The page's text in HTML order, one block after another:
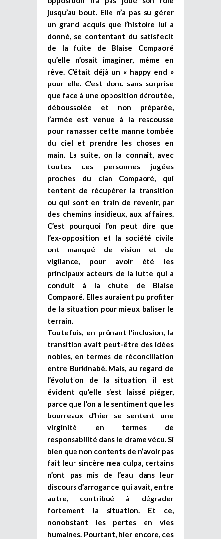
jusqu’au bout. Elle n’a pas su gérer
un grand acquis que l’histoire lui a
donné, se contentant du satisfecit
de la fuite de Blaise Compaoré
qu’elle n’osait imaginer, même en
rêve. C’était déjà un « happy end »
pour elle. C’est donc sans surprise
que face à une opposition déroutée,
déboussolée et non préparée,
l’armée est venue à la rescousse
pour ramasser cette manne tombée
du ciel et prendre les choses en
main. La suite, on la connaît, avec
toutes ces personnes jugées
proches du clan Compaoré, qui
tentent de récupérer la transition
ou qui sont en train de revenir, par
des chemins insidieux, aux affaires.
C’est pourquoi l’on peut dire que
l’ex-opposition et la société civile
ont manqué de vision et de
vigilance, pour avoir été les
principaux acteurs de la lutte qui a
conduit à la chute de Blaise
Compaoré. Elles auraient pu profiter
de la situation pour mieux baliser le
terrain.
Toutefois, en prônant l’inclusion, la
transition avait peut-être des idées
nobles, en termes de réconciliation
entre Burkinabè. Mais, au regard de
l’évolution de la situation, il est
évident qu’elle s’est laissé piéger,
parce que l’on a le sentiment que les
bourreaux d’hier se sentent une
virginité en termes de
responsabilité dans le drame vécu. Si
bien que non contents de n’avoir pas
fait leur sincère mea culpa, certains
n’ont pas mis de l’eau dans leur
discours d’arrogance qui avait, entre
autre, contribué à dégrader
fortement la situation. Et ce,
nonobstant les pertes en vies
humaines. Pourtant, hier encore, ces